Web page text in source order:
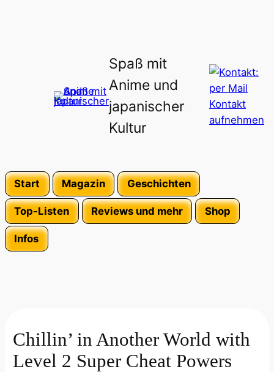
Spaß mit
Anime und
japanischer
Kultur
Start Magazin Geschichten
Top-Listen Reviews und mehr Shop
Infos
Chillin’ in Another World with
Level 2 Super Cheat Powers